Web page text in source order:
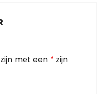
met een * zijn